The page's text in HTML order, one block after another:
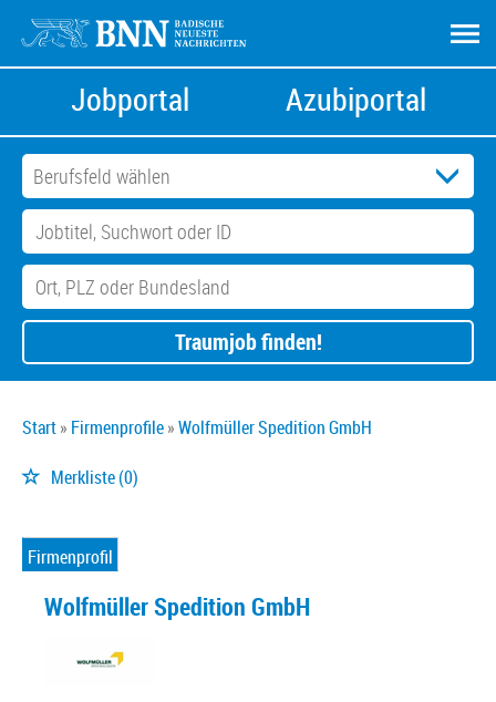
Jobportal Azubiportal
Traumjob finden!
Start Firmenprofile Wolfmüller Spedition GmbH
Merkliste(0)
Firmenprofil
Wolfmüller Spedition GmbH